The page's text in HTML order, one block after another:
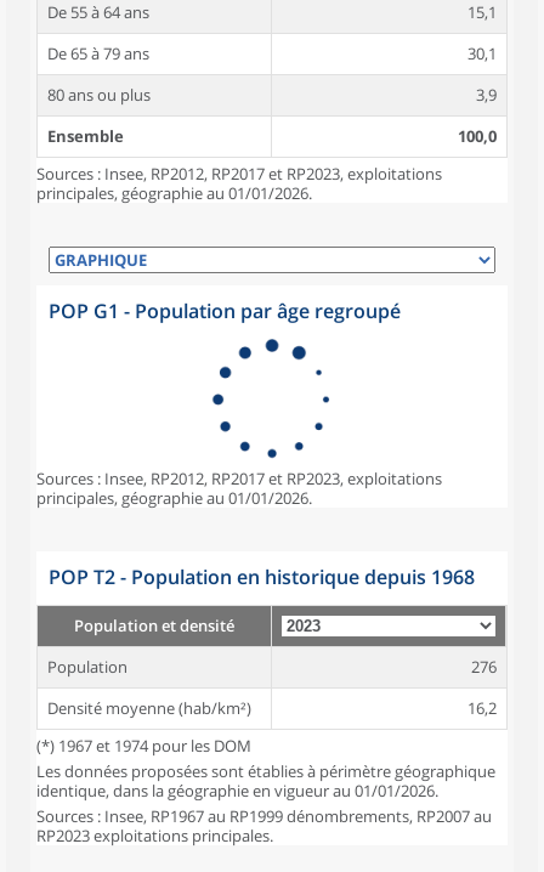
De 55 à 64 ans
15,1
De 65 à 79 ans
30,1
80 ans ou plus
3,9
Ensemble
100,0
Sources : Insee, RP2012, RP2017 et RP2023, exploitations
principales, géographie au 01/01/2026.
POP G1 - Population par âge regroupé
Sources : Insee, RP2012, RP2017 et RP2023, exploitations
principales, géographie au 01/01/2026.
POP T2 - Population en historique depuis 1968
Population et densité
Population
276
Densité moyenne (hab/km²)
16,2
(*) 1967 et 1974 pour les DOM
Les données proposées sont établies à périmètre géographique
identique, dans la géographie en vigueur au 01/01/2026.
Sources : Insee, RP1967 au RP1999 dénombrements, RP2007 au
RP2023 exploitations principales.